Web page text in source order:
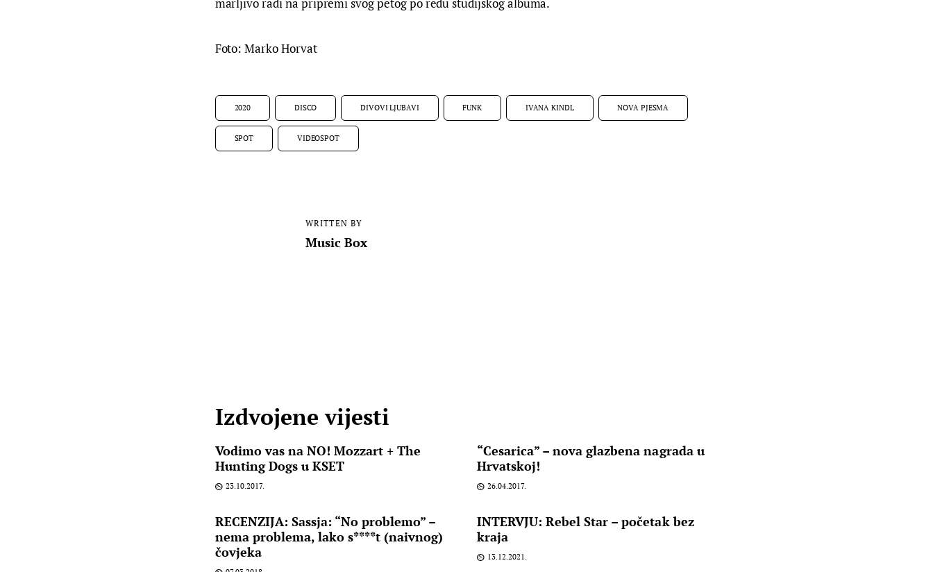
marljivo radi na pripremi svog petog po redu studijskog albuma.
Foto: Marko Horvat
2020 DISCO DIVOVI LJUBAVI FUNK IVANA KINDL NOVA PJESMA
SPOT VIDEOSPOT
WRITTEN BY
Music Box
Izdvojene vijesti
Vodimo vas na NO! Mozzart + The
Hunting Dogs u KSET
23.10.2017.
“Cesarica” – nova glazbena nagrada u
Hrvatskoj!
26.04.2017.
RECENZIJA: Sassja: “No problemo” –
nema problema, lako s****t (naivnog)
čovjeka
INTERVJU: Rebel Star – početak bez
kraja
13.12.2021.